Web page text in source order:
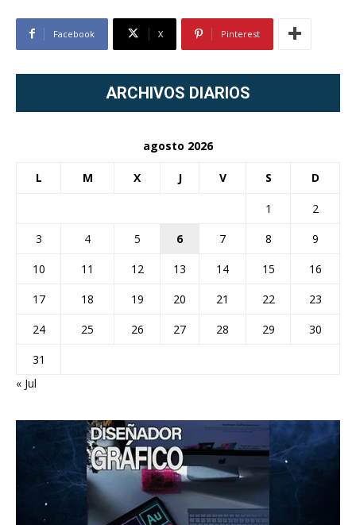
Facebook X Pinterest
ARCHIVOS DIARIOS
agosto 2026
L M X J V S D
1
2
3
4 5 6 7 8
9
10
11 12 13 14 15
16
17
18 19 20 21 22
23
24
25 26 27 28 29
30
31
« Jul